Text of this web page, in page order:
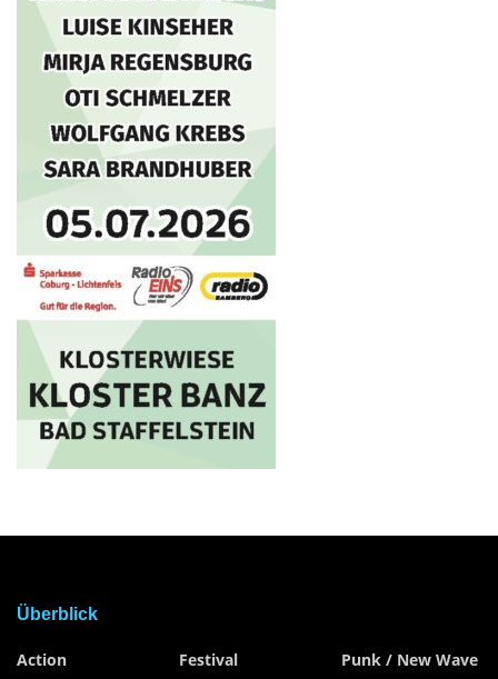
Überblick
Action
Festival
Punk / New Wave